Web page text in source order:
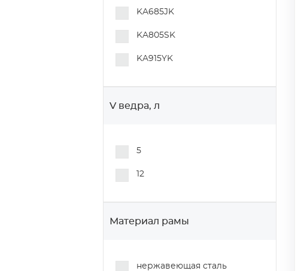
KA685JK
KA805SK
KA915YK
V ведра, л
5
12
Материал рамы
нержавеющая сталь